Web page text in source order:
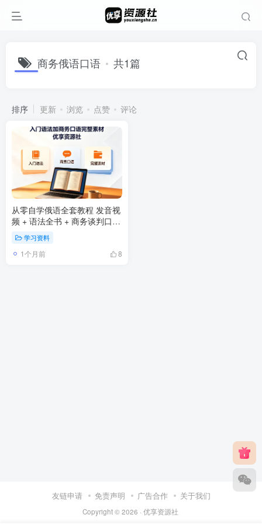
商务俄语口语 共1篇
排序 更新 浏览 点赞 评论
从零自学俄语全套教程 发音视
频 + 语法全书 + 商务谈判口语
+ 练字字帖
学习资料
1个月前 8
友链申请 免责声明 广告合作 关于我们
Copyright © 2026 · 优享资源社